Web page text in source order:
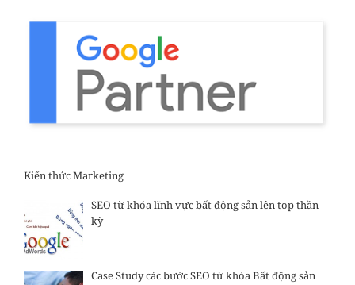
Kiến thức Marketing
SEO từ khóa lĩnh vực bất động sản lên top thần
kỳ
Case Study các bước SEO từ khóa Bất động sản